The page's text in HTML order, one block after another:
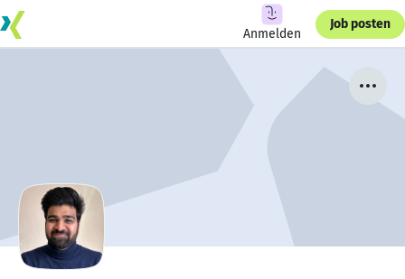
Anmelden
Job posten